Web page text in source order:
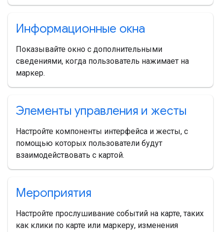
Информационные окна
Показывайте окно с дополнительными
сведениями, когда пользователь нажимает на
маркер.
Элементы управления и жесты
Настройте компоненты интерфейса и жесты, с
помощью которых пользователи будут
взаимодействовать с картой.
Мероприятия
Настройте прослушивание событий на карте, таких
как клики по карте или маркеру, изменения